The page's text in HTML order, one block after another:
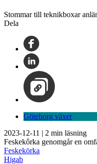
Stommar till teknikboxar
Dela
Göteborg växer
2023-12-11 | 2 min läsning
Feskekôrka genomgår en
Feskekörka
Higab